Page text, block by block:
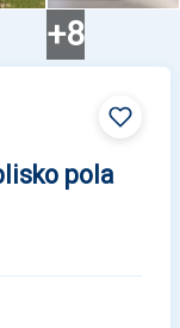
+8
pola